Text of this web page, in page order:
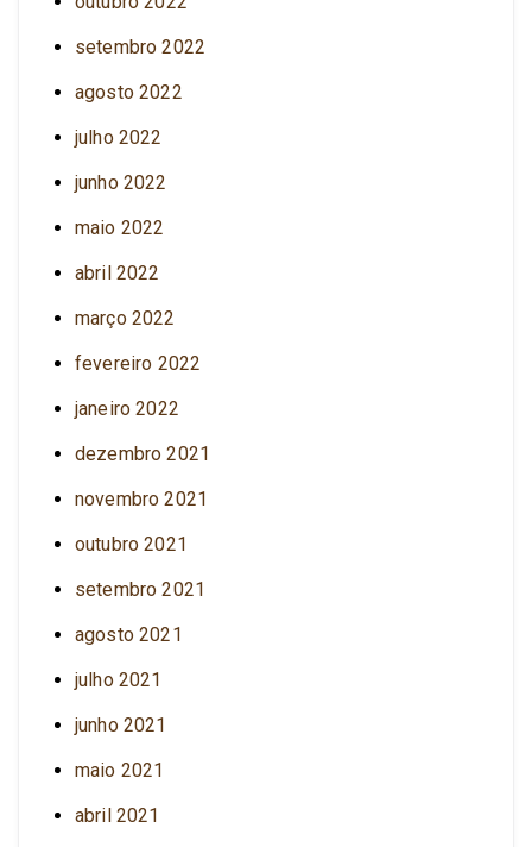
setembro 2022
agosto 2022
julho 2022
junho 2022
maio 2022
abril 2022
março 2022
fevereiro 2022
janeiro 2022
dezembro 2021
novembro 2021
outubro 2021
setembro 2021
agosto 2021
julho 2021
junho 2021
maio 2021
abril 2021